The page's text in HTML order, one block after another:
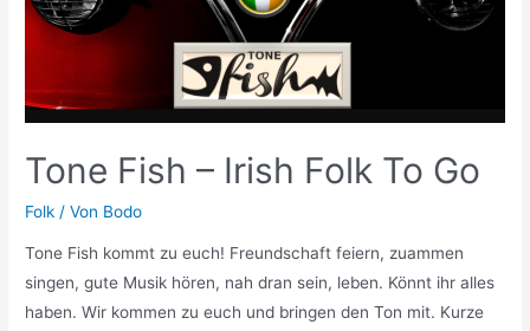
Tone Fish – Irish Folk To Go
Folk / Von Bodo
Tone Fish kommt zu euch! Freundschaft feiern, zuammen
singen, gute Musik hören, nah dran sein, leben. Könnt ihr alles
haben. Wir kommen zu euch und bringen den Ton mit. Kurze